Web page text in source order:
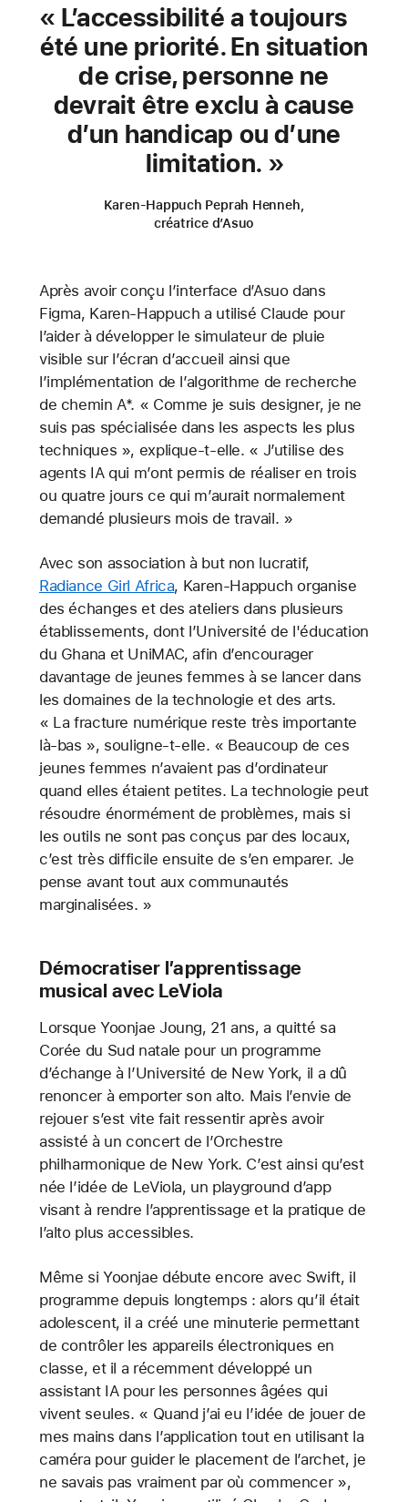
L’accessibilité a toujours
été une priorité. En situation
de crise, personne ne
devrait être exclu à cause
d’un handicap ou d’une
limitation.
Karen-Happuch Peprah Henneh,
créatrice d’Asuo
Après avoir conçu l’interface d’Asuo dans
Figma, Karen-Happuch a utilisé Claude pour
l’aider à développer le simulateur de pluie
visible sur l’écran d’accueil ainsi que
l’implémentation de l’algorithme de recherche
de chemin A*. « Comme je suis designer, je ne
suis pas spécialisée dans les aspects les plus
techniques », explique-t-elle. « J’utilise des
agents IA qui m’ont permis de réaliser en trois
ou quatre jours ce qui m’aurait normalement
demandé plusieurs mois de travail. »
Avec son association à but non lucratif,
Radiance Girl Africa, Karen-Happuch organise
des échanges et des ateliers dans plusieurs
établissements, dont l’Université de l'éducation
du Ghana et UniMAC, afin d’encourager
davantage de jeunes femmes à se lancer dans
les domaines de la technologie et des arts.
« La fracture numérique reste très importante
là-bas », souligne-t-elle. « Beaucoup de ces
jeunes femmes n’avaient pas d’ordinateur
quand elles étaient petites. La technologie peut
résoudre énormément de problèmes, mais si
les outils ne sont pas conçus par des locaux,
c’est très difficile ensuite de s’en emparer. Je
pense avant tout aux communautés
marginalisées. »
Démocratiser l’apprentissage
musical avec LeViola
Lorsque Yoonjae Joung, 21 ans, a quitté sa
Corée du Sud natale pour un programme
d’échange à l’Université de New York, il a dû
renoncer à emporter son alto. Mais l’envie de
rejouer s’est vite fait ressentir après avoir
assisté à un concert de l’Orchestre
philharmonique de New York. C’est ainsi qu’est
née l’idée de LeViola, un playground d’app
visant à rendre l’apprentissage et la pratique de
l’alto plus accessibles.
Même si Yoonjae débute encore avec Swift, il
programme depuis longtemps : alors qu’il était
adolescent, il a créé une minuterie permettant
de contrôler les appareils électroniques en
classe, et il a récemment développé un
assistant IA pour les personnes âgées qui
vivent seules. « Quand j’ai eu l’idée de jouer de
mes mains dans l’application tout en utilisant la
caméra pour guider le placement de l’archet, je
ne savais pas vraiment par où commencer »,